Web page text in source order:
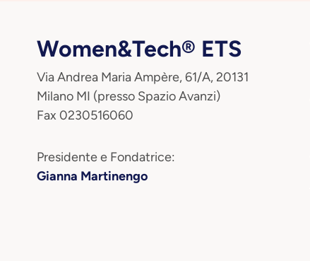
Women&Tech® ETS
Via Andrea Maria Ampère, 61/A, 20131
Milano MI (presso Spazio Avanzi)
Fax 0230516060
Presidente e Fondatrice:
Gianna Martinengo